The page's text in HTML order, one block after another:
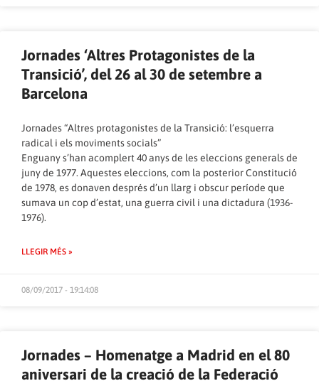
Jornades ‘Altres Protagonistes de la
Transició’, del 26 al 30 de setembre a
Barcelona
Jornades “Altres protagonistes de la Transició: l’esquerra
radical i els moviments socials”
Enguany s’han acomplert 40 anys de les eleccions generals de
juny de 1977. Aquestes eleccions, com la posterior Constitució
de 1978, es donaven després d’un llarg i obscur període que
sumava un cop d’estat, una guerra civil i una dictadura (1936-
1976).
LLEGIR MÉS »
08/09/2017 - 19:14:08
Jornades – Homenatge a Madrid en el 80
aniversari de la creació de la Federació